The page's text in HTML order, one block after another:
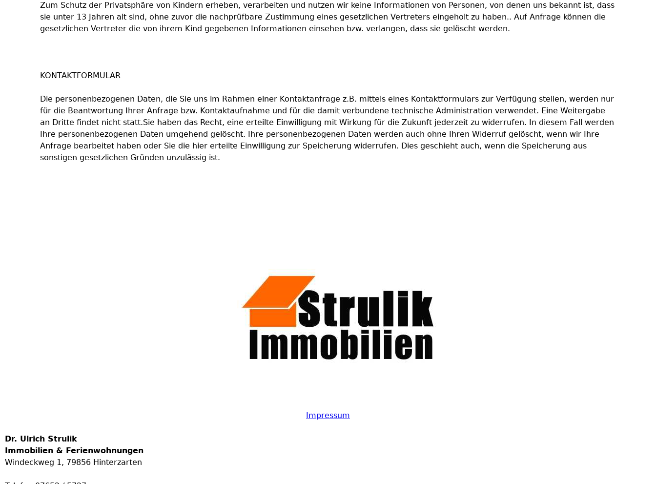
Zum Schutz der Privatsphäre von Kindern erheben, verarbeiten und nutzen wir keine Informationen von Personen, von denen uns bekannt ist, dass
sie unter 13 Jahren alt sind, ohne zuvor die nachprüfbare Zustimmung eines gesetzlichen Vertreters eingeholt zu haben.. Auf Anfrage können die
gesetzlichen Vertreter die von ihrem Kind gegebenen Informationen einsehen bzw. verlangen, dass sie gelöscht werden.
KONTAKTFORMULAR
Die personenbezogenen Daten, die Sie uns im Rahmen einer Kontaktanfrage z.B. mittels eines Kontaktformulars zur Verfügung stellen, werden nur
für die Beantwortung Ihrer Anfrage bzw. Kontaktaufnahme und für die damit verbundene technische Administration verwendet. Eine Weitergabe
an Dritte findet nicht statt.Sie haben das Recht, eine erteilte Einwilligung mit Wirkung für die Zukunft jederzeit zu widerrufen. In diesem Fall werden
Ihre personenbezogenen Daten umgehend gelöscht. Ihre personenbezogenen Daten werden auch ohne Ihren Widerruf gelöscht, wenn wir Ihre
Anfrage bearbeitet haben oder Sie die hier erteilte Einwilligung zur Speicherung widerrufen. Dies geschieht auch, wenn die Speicherung aus
sonstigen gesetzlichen Gründen unzulässig ist.
Impressum
Dr. Ulrich Strulik
Immobilien & Ferienwohnungen
Windeckweg 1, 79856 Hinterzarten